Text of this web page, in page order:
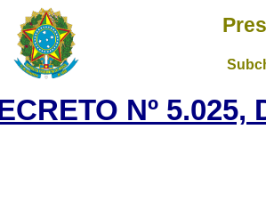
Nº 5.025,